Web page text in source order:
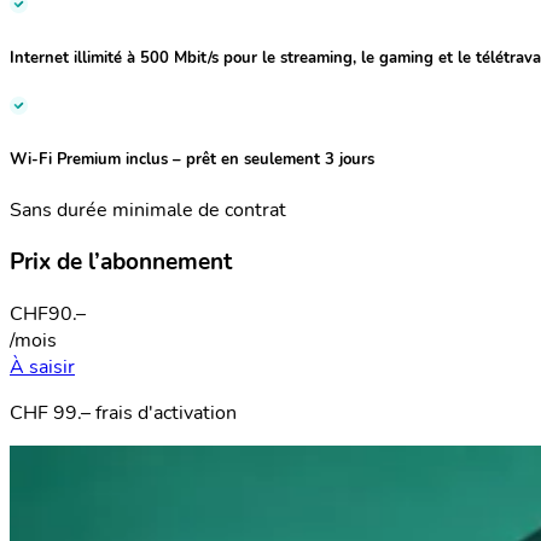
Internet illimité à 500 Mbit/s pour le streaming, le gaming et le
Wi-Fi Premium inclus – prêt en seulement 3 jours
Sans durée minimale de contrat
Prix de l’abonnement
CHF90.–
/mois
À saisir
CHF 99.– frais d'activation